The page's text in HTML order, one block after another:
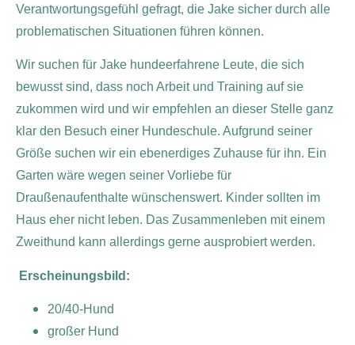
Verantwortungsgefühl gefragt, die Jake sicher durch alle
problematischen Situationen führen können.
Wir suchen für Jake hundeerfahrene Leute, die sich
bewusst sind, dass noch Arbeit und Training auf sie
zukommen wird und wir empfehlen an dieser Stelle ganz
klar den Besuch einer Hundeschule. Aufgrund seiner
Größe suchen wir ein ebenerdiges Zuhause für ihn. Ein
Garten wäre wegen seiner Vorliebe für
Draußenaufenthalte wünschenswert. Kinder sollten im
Haus eher nicht leben. Das Zusammenleben mit einem
Zweithund kann allerdings gerne ausprobiert werden.
Erscheinungsbild:
20/40-Hund
großer Hund